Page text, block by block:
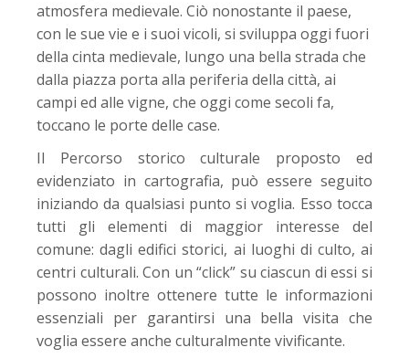
atmosfera medievale. Ciò nonostante il paese,
con le sue vie e i suoi vicoli, si sviluppa oggi fuori
della cinta medievale, lungo una bella strada che
dalla piazza porta alla periferia della città, ai
campi ed alle vigne, che oggi come secoli fa,
toccano le porte delle case.
Il Percorso storico culturale proposto ed
evidenziato in cartografia, può essere seguito
iniziando da qualsiasi punto si voglia. Esso tocca
tutti gli elementi di maggior interesse del
comune: dagli edifici storici, ai luoghi di culto, ai
centri culturali. Con un “click” su ciascun di essi si
possono inoltre ottenere tutte le informazioni
essenziali per garantirsi una bella visita che
voglia essere anche culturalmente vivificante.